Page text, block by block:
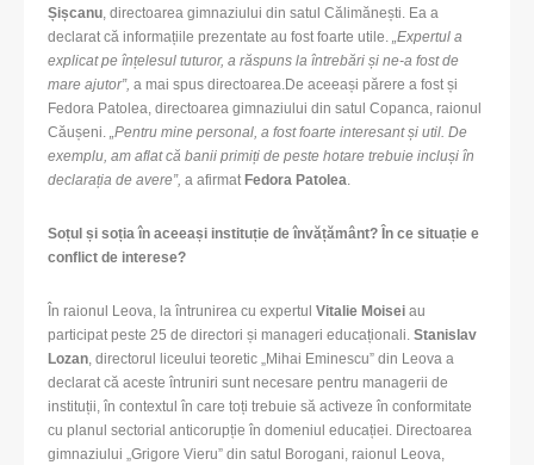
Șișcanu, directoarea gimnaziului din satul Călimănești. Ea a
declarat că informațiile prezentate au fost foarte utile. „Expertul a
explicat pe înțelesul tuturor, a răspuns la întrebări și ne-a fost de
mare ajutor”, a mai spus directoarea.De aceeași părere a fost și
Fedora Patolea, directoarea gimnaziului din satul Copanca, raionul
Căușeni. „Pentru mine personal, a fost foarte interesant și util. De
exemplu, am aflat că banii primiți de peste hotare trebuie incluși în
declarația de avere”, a afirmat Fedora Patolea.
Soțul și soția în aceeași instituție de învățământ? În ce situație e
conflict de interese?
În raionul Leova, la întrunirea cu expertul Vitalie Moisei au
participat peste 25 de directori și manageri educaționali. Stanislav
Lozan, directorul liceului teoretic „Mihai Eminescu” din Leova a
declarat că aceste întruniri sunt necesare pentru managerii de
instituții, în contextul în care toți trebuie să activeze în conformitate
cu planul sectorial anticorupție în domeniul educației. Directoarea
gimnaziului „Grigore Vieru” din satul Borogani, raionul Leova,